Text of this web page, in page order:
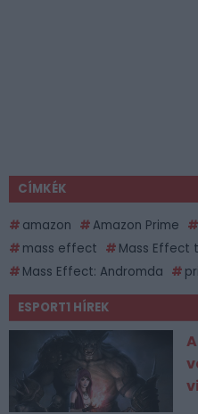
CÍMKÉK
amazon Amazon Prime
mass effect
Mass Effect
Mass Effect: Andromda
ESPORT1 HÍREK